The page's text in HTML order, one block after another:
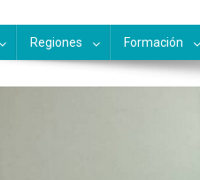
Regiones Formación